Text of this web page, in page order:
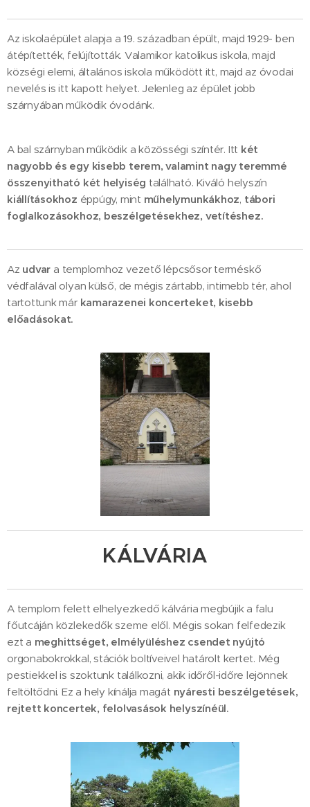
Az iskolaépület alapja a 19. században épült, majd 1929- ben
átépítették, felújították. Valamikor katolikus iskola, majd
községi elemi, általános iskola működött itt, majd az óvodai
nevelés is itt kapott helyet. Jelenleg az épület jobb
szárnyában működik óvodánk.
A bal szárnyban működik a közösségi színtér. Itt két
nagyobb és egy kisebb terem, valamint nagy teremmé
összenyitható két helyiség található. Kiváló helyszín
kiállításokhoz éppúgy, mint műhelymunkákhoz, tábori
foglalkozásokhoz, beszélgetésekhez, vetítéshez.
Az udvar a templomhoz vezető lépcsősor terméskő
védfalával olyan külső, de mégis zártabb, intimebb tér, ahol
tartottunk már kamarazenei koncerteket, kisebb
előadásokat.
KÁLVÁRIA
A templom felett elhelyezkedő kálvária megbújik a falu
főutcáján közlekedők szeme elől. Mégis sokan felfedezik
ezt a meghittséget, elmélyüléshez csendet nyújtó
orgonabokrokkal, stációk boltíveivel határolt kertet. Még
pestiekkel is szoktunk találkozni, akik időről-időre lejönnek
feltöltődni. Ez a hely kínálja magát nyáresti beszélgetések,
rejtett koncertek, felolvasások helyszínéül.